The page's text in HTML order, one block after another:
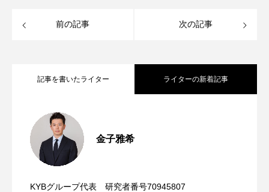
前の記事 次の記事
記事を書いたライター ライターの新着記事
金子雅希
KYBグループ代表 研究者番号70945807
2025.03.31
2025.03.10